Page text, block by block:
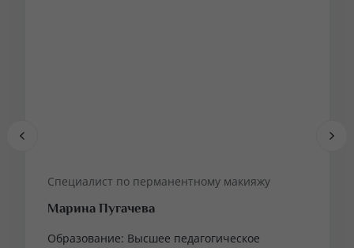
Специалист по перманентному макияжу
Марина Пугачева
Образование: Высшее педагогическое